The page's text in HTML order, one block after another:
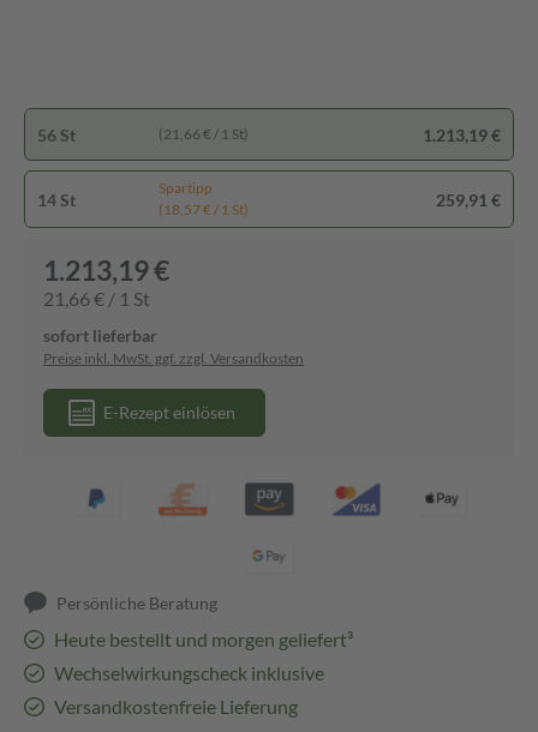
56 St (21,66 € / 1 St) 1.213,19 €
14 St
Spartipp
(18,57 € / 1 St)
259,91 €
1.213,19 €
21,66 € / 1 St
sofort lieferbar
Preise inkl. MwSt. ggf. zzgl. Versandkosten
E-Rezept einlösen
Persönliche Beratung
Heute bestellt und morgen geliefert³
Wechselwirkungscheck inklusive
Versandkostenfreie Lieferung